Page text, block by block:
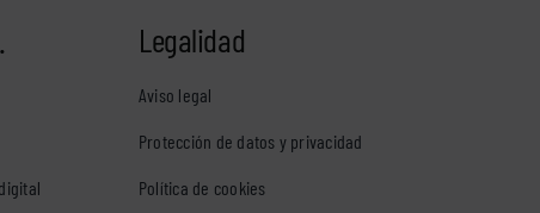
Legalidad
Aviso legal
Protección de datos y privacidad
Política de cookies